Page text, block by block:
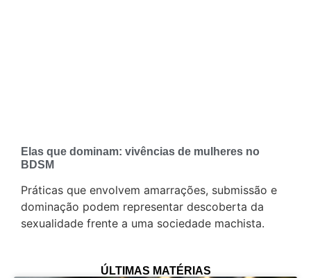
Elas que dominam: vivências de mulheres no
BDSM
Práticas que envolvem amarrações, submissão e
dominação podem representar descoberta da
sexualidade frente a uma sociedade machista.
ÚLTIMAS MATÉRIAS